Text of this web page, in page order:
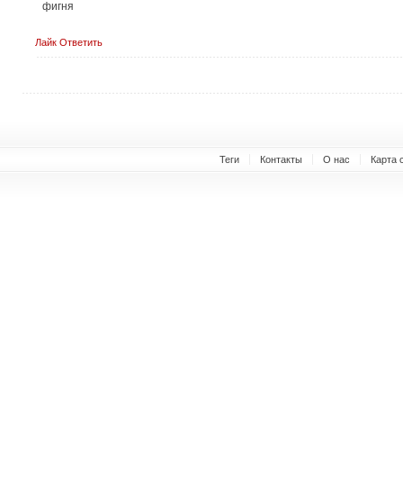
фигня
Лайк Ответить
Теги Контакты О нас Карта